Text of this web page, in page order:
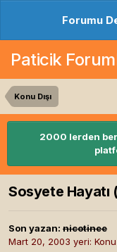
Forumu
Paticik
Konu Dışı
2000 lerden
Sosyete Hayatı
Son yazan: nicotinee
Mart 20, 2003 yeri: Konu